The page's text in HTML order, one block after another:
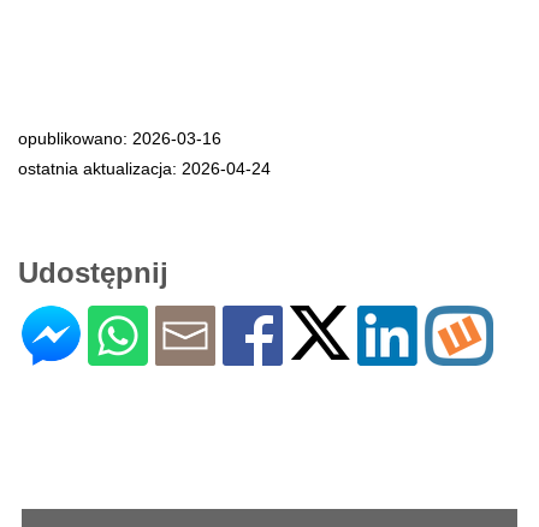
opublikowano: 2026-03-16
ostatnia aktualizacja: 2026-04-24
Udostępnij